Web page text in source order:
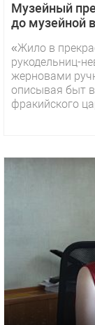
Музейный
до музейной
«Жило в
рукодельниц-
жерновами
описывая быт
фракийского